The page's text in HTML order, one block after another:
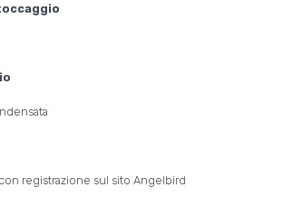
registrazione sul sito Angelbird